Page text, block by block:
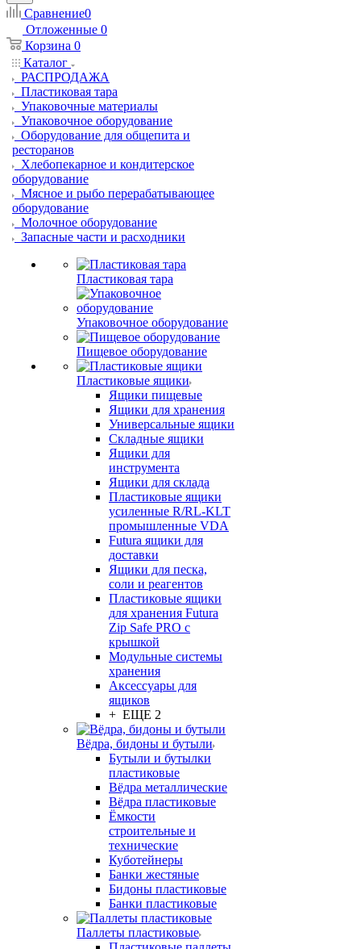
Сравнение0
Отложенные 0
Корзина 0
Каталог
РАСПРОДАЖА
Пластиковая тара
Упаковочные материалы
Упаковочное оборудование
Оборудование для общепита и
ресторанов
Хлебопекарное и кондитерское
оборудование
Мясное и рыбо перерабатывающее
оборудование
Молочное оборудование
Запасные части и расходники
Пластиковая тара
Упаковочное оборудование
Пищевое оборудование
Пластиковые ящики
Ящики пищевые
Ящики для хранения
Универсальные ящики
Складные ящики
Ящики для
инструмента
Ящики для склада
Пластиковые ящики
усиленные R/RL-KLT
промышленные VDA
Futura ящики для
доставки
Ящики для песка,
соли и реагентов
Пластиковые ящики
для хранения Futura
Zip Safe PRO с
крышкой
Модульные системы
хранения
Аксессуары для
ящиков
+ ЕЩЕ 2
Вёдра, бидоны и бутыли
Бутыли и бутылки
пластиковые
Вёдра металлические
Вёдра пластиковые
Ёмкости
строительные и
технические
Куботейнеры
Банки жестяные
Бидоны пластиковые
Банки пластиковые
Паллеты пластиковые